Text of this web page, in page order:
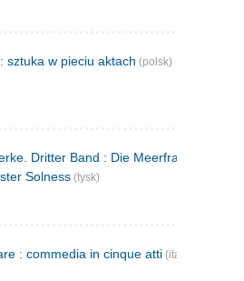
sztuka w pieciu aktach (polsk)
Dritter Band : Die Meerfrau ; Hedda
Solness (tysk)
: commedia in cinque atti (italiensk)